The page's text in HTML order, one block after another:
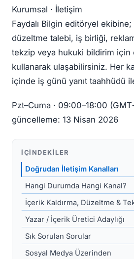
Kurumsal · İletişim
Faydalı Bilgin editöryel
düzeltme talebi, iş birliği,
tekzip veya hukuki bildirim için
kullanarak ulaşabilirsiniz. Her
içinde iş günü yanıt taahhüdü
Pzt–Cuma · 09:00–18:00
güncelleme: 13 Nisan 2026
İÇINDEKILER
Doğrudan İletişim Kanalları
Hangi Durumda Hangi Kanal?
İçerik Kaldırma, Düzeltme &
Yazar / İçerik Üretici Adaylığı
Sık Sorulan Sorular
Sosyal Medya Üzerinden